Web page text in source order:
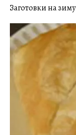
Заготовки на зиму